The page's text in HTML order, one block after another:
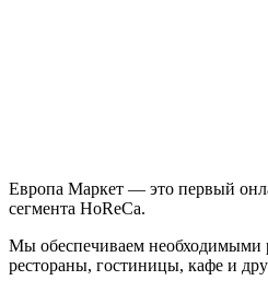
Европа Маркет — это первый
сегмента HoReCa.
Мы обеспечиваем необходимыми
рестораны, гостиницы, кафе и